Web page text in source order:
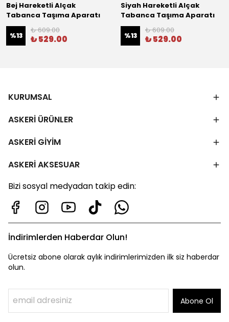
Bej Hareketli Alçak
Tabanca Taşıma Aparatı
%13
₺ 609.00
₺ 529.00
Siyah Hareketli Alçak
Tabanca Taşıma Aparatı
%13
₺ 609.00
₺ 529.00
KURUMSAL
ASKERİ ÜRÜNLER
ASKERİ GİYİM
ASKERİ AKSESUAR
Bizi sosyal medyadan takip edin:
İndirimlerden Haberdar Olun!
Ücretsiz abone olarak aylık indirimlerimizden ilk siz haberdar
olun.
Abone Ol